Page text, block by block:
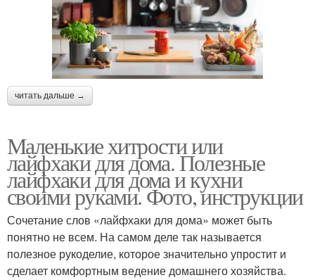
читать дальше →
Маленькие хитрости или
лайфхаки для дома. Полезные
лайфхаки для дома и кухни
своими руками. Фото, инструкции
Сочетание слов «лайфхаки для дома» может быть
понятно не всем. На самом деле так называется
полезное рукоделие, которое значительно упростит и
сделает комфортным ведение домашнего хозяйства.